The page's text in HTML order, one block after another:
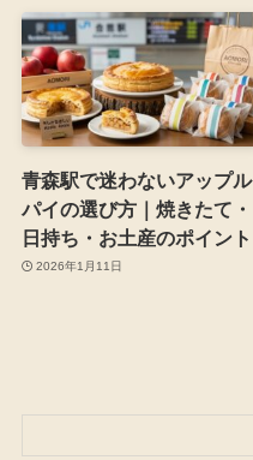
青森駅で迷わないアップル
パイの選び方｜焼きたて・
日持ち・お土産のポイント
2026年1月11日